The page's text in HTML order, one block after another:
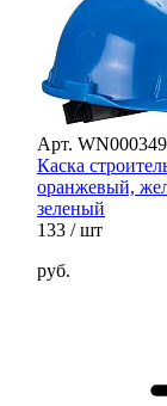
Арт.
Каска
оранжевый,
зеленый
133 / шт
руб.